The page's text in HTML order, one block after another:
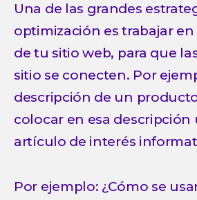
Una de las grandes
optimización es trabajar
de tu sitio web, para que
sitio se conecten. Por
descripción de un
colocar en esa descripción
artículo de interés
Por ejemplo: ¿Cómo se